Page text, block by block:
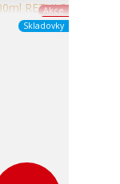
Akce
Skladovky